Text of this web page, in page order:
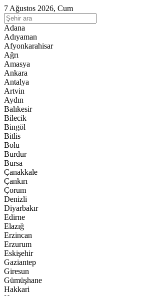
7 Ağustos 2026, Cum
Adana
Adıyaman
Afyonkarahisar
Ağrı
Amasya
Ankara
Antalya
Artvin
Aydın
Balıkesir
Bilecik
Bingöl
Bitlis
Bolu
Burdur
Bursa
Çanakkale
Çankırı
Çorum
Denizli
Diyarbakır
Edirne
Elazığ
Erzincan
Erzurum
Eskişehir
Gaziantep
Giresun
Gümüşhane
Hakkari